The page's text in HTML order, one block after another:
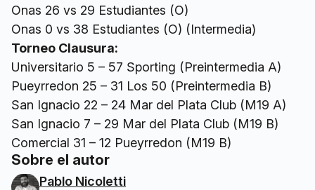
Onas 26 vs 29 Estudiantes (O)
Onas 0 vs 38 Estudiantes (O) (Intermedia)
Torneo Clausura:
Universitario 5 – 57 Sporting (Preintermedia A)
Pueyrredon 25 – 31 Los 50 (Preintermedia B)
San Ignacio 22 – 24 Mar del Plata Club (M19 A)
San Ignacio 7 – 29 Mar del Plata Club (M19 B)
Comercial 31 – 12 Pueyrredon (M19 B)
Sobre el autor
Pablo Nicoletti